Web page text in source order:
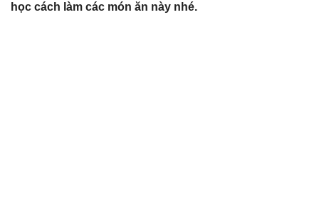
học cách làm các món ăn này nhé.